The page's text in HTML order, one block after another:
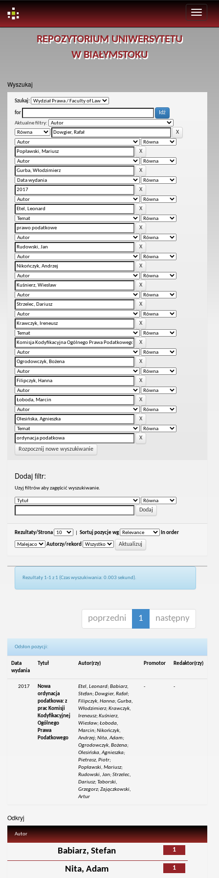
REPOZYTORIUM UNIWERSYTETU
W BIAŁYMSTOKU
Wyszukaj
Szukaj:
for
Aktualne filtry:
Rozpocznij nowe wyszukiwanie
Dodaj filtr:
Uzyj filtrów aby zagęścić wyszukiwanie.
Rezultaty/Strona Sortuj pozycje wg In order
Autorzy/rekord
Rezultaty 1-1 z 1 (Czas wyszukiwania: 0.003 sekund).
poprzedni 1 następny
Odsłon pozycji:
Data
wydania
Tytuł Autor(rzy) Promotor Redaktor(rzy)
2017
Nowa
ordynacja
podatkowa: z
prac Komisji
Kodyfikacyjnej
Ogólnego
Prawa
Podatkowego
Etel, Leonard; Babiarz,
Stefan; Dowgier, Rafał;
Filipczyk, Hanna; Gurba,
Włodzimierz; Krawczyk,
Ireneusz; Kuśnierz,
Wiesław; Łoboda,
Marcin; Nikończyk,
Andrzej; Nita, Adam;
Ogrodowczyk, Bożena;
Olesińska, Agnieszka;
Pietrasz, Piotr;
Popławski, Mariusz;
Rudowski, Jan; Strzelec,
Dariusz; Taborski,
Grzegorz; Zajączkowski,
Artur
- -
Odkryj
Autor
1
Babiarz, Stefan
1
Nita, Adam